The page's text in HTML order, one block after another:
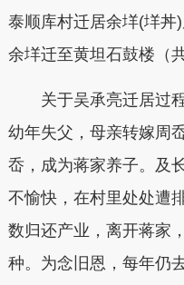
泰顺库村迁居余垟(垟丼
余垟迁至黄坦石鼓楼（
关于吴承亮迁居过
幼年失父，母亲转嫁周
岙，成为蒋家养子。及
不愉快，在村里处处遭
数归还产业，离开蒋家
种。为念旧恩，每年仍